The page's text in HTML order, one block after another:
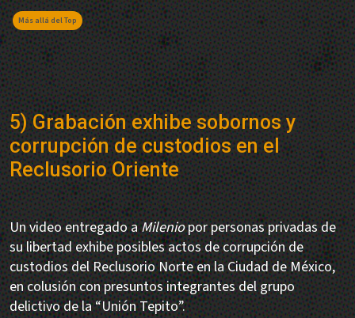
Más allá del Top
5) Grabación exhibe sobornos y
corrupción de custodios en el
Reclusorio Oriente
Un video entregado aMileniopor personas privadas de
su libertad exhibe posibles actos de corrupción de
custodios del Reclusorio Norte en la Ciudad de México,
en colusión con presuntos integrantes del grupo
delictivo de la “Unión Tepito”.